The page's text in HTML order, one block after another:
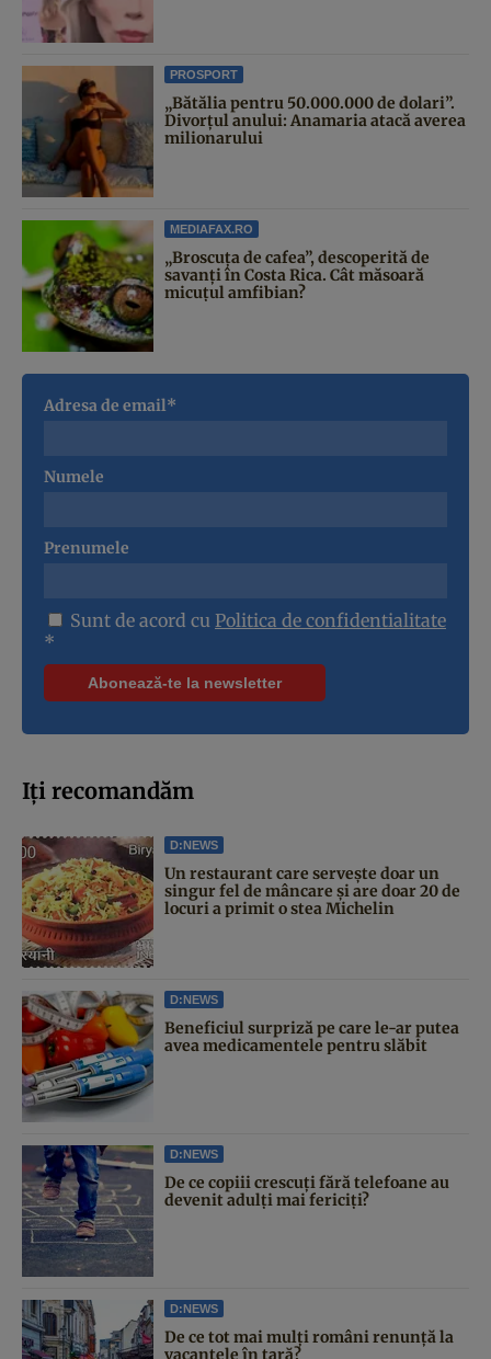
PROSPORT
„Bătălia pentru 50.000.000 de dolari”.
Divorțul anului: Anamaria atacă averea
milionarului
MEDIAFAX.RO
„Broscuța de cafea”, descoperită de
savanți în Costa Rica. Cât măsoară
micuțul amfibian?
Adresa de email*
Numele
Prenumele
Sunt de acord cu Politica de confidentialitate
*
Iți recomandăm
D:NEWS
Un restaurant care servește doar un
singur fel de mâncare și are doar 20 de
locuri a primit o stea Michelin
D:NEWS
Beneficiul surpriză pe care le-ar putea
avea medicamentele pentru slăbit
D:NEWS
De ce copiii crescuți fără telefoane au
devenit adulți mai fericiți?
D:NEWS
De ce tot mai mulți români renunță la
vacanțele în țară?